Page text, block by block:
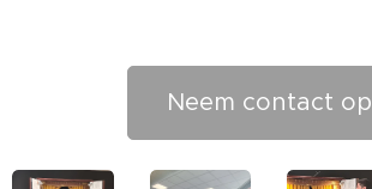
Neem contact op